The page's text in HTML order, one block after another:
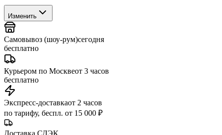
Изменить
Самовывоз (шоу-рум)сегодня
бесплатно
Курьером по Москвеот 3 часов
бесплатно
Экспресс-доставкаот 2 часов
по тарифу, беспл. от 15 000 ₽
Доставка СДЭК